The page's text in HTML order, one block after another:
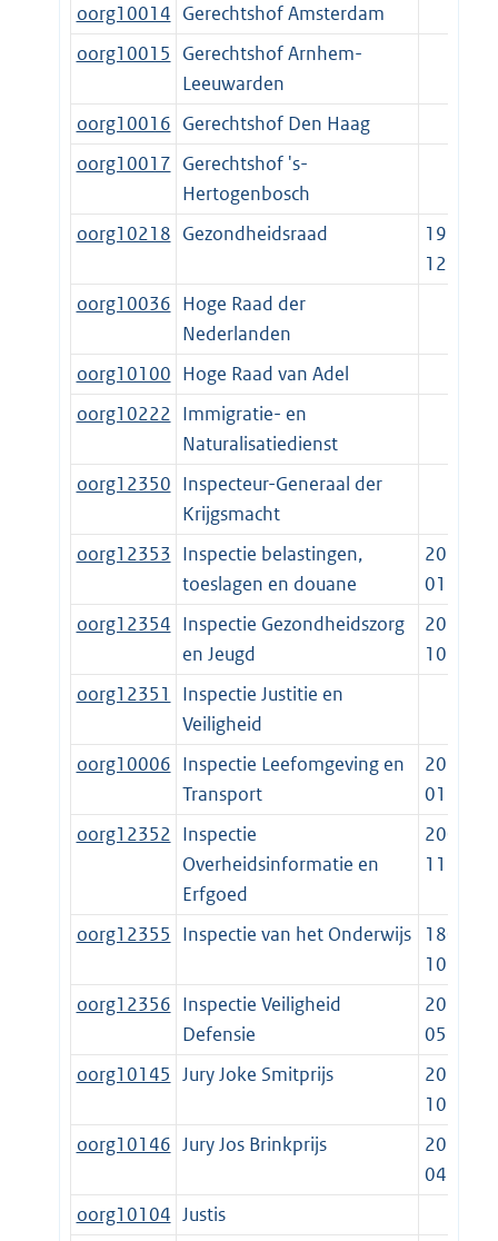
oorg10014 Gerechtshof Amsterdam
oorg10015 Gerechtshof Arnhem-
Leeuwarden
oorg10016 Gerechtshof Den Haag
oorg10017 Gerechtshof 's-
Hertogenbosch
oorg10218 Gezondheidsraad
1957-
12-01
oorg10036 Hoge Raad der
Nederlanden
oorg10100 Hoge Raad van Adel
oorg10222 Immigratie- en
Naturalisatiedienst
oorg12350 Inspecteur-Generaal der
Krijgsmacht
oorg12353 Inspectie belastingen,
toeslagen en douane
2022-
01-01
oorg12354 Inspectie Gezondheidszorg
en Jeugd
2017-
10-01
oorg12351
Inspectie Justitie en
Veiligheid
oorg10006 Inspectie Leefomgeving en
Transport
2012-
01-01
oorg12352 Inspectie
Overheidsinformatie en
Erfgoed
2005-
11-01
oorg12355 Inspectie van het Onderwijs
1801-
10-02
oorg12356 Inspectie Veiligheid
Defensie
2018-
05-31
oorg10145 Jury Joke Smitprijs
2017-
10-10
oorg10146 Jury Jos Brinkprijs
2017-
04-25
oorg10104 Justis